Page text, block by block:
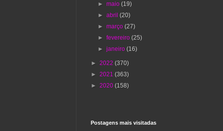
►maio(19)
►abril(20)
►março(27)
►fevereiro(25)
►janeiro(16)
► 2022 (370)
► 2021 (363)
► 2020 (158)
Postagens mais visitadas